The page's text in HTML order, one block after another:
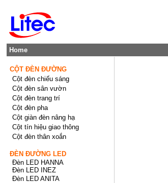
Home
CỘT ĐÈN ĐƯỜNG
Cột đèn chiếu sáng
Cột đèn sân vườn
Cột đèn trang trí
Cột đèn pha
Cột giàn đèn nâng hạ
Cột tín hiệu giao thông
Cột đèn thân xoắn
ĐÈN ĐƯỜNG LED
Đèn LED HANNA
Đèn LED INEZ
Đèn LED ANITA